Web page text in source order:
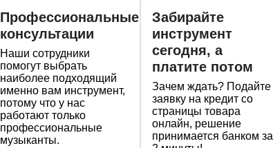
Профессиональные
консультации
Наши сотрудники
помогут выбрать
наиболее подходящий
именно вам инструмент,
потому что у нас
работают только
профессиональные
музыканты.
Забирайте
инструмент
сегодня, а
платите потом
Зачем ждать? Подайте
заявку на кредит со
страницы товара
онлайн, решение
принимается банком за